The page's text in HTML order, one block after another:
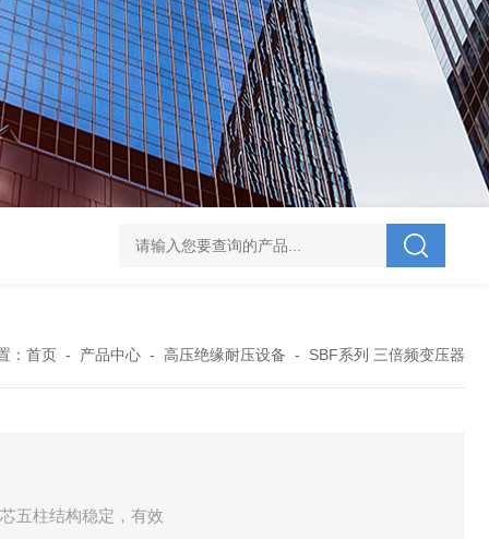
995 电力综合试验车 UHV-701 级差配合测试仪 UHV-646 全自动水溶
： 首页 - 产品中心 - 高压绝缘耐压设备 - SBF系列 三倍频变压器
五柱结构稳定，有效